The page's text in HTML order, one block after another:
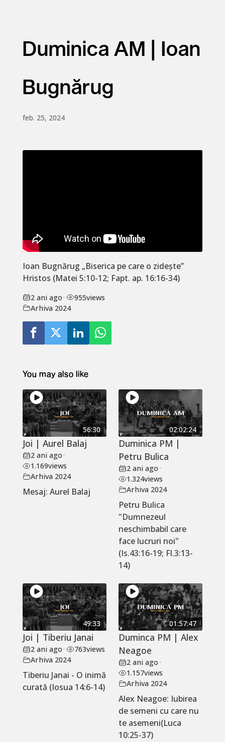
Duminica AM | Ioan
Bugnărug
feb. 25, 2024
Ioan Bugnărug „Biserica pe care o zidește”
Hristos (Matei 5:10-12; Fapt. ap. 16:16-34)
2 ani ago• 955views
Arhiva 2024
You may also like
56:30
Joi | Aurel Balaj
2 ani ago•
1.169views
Arhiva 2024
Mesaj: Aurel Balaj
02:02:24
Duminica PM |
Petru Bulica
2 ani ago •
1.324views
Arhiva 2024
Petru Bulica
"Dumnezeul
neschimbabil care
face lucruri noi"
(Is.43:16-19; Fl.3:13-
14)
49:33
Joi | Tiberiu Janai
2 ani ago• 763views
Arhiva 2024
Tiberiu Janai - O inimă
curată (Iosua 14:6-14)
01:57:47
Duminca PM | Alex
Neagoe
2 ani ago •
1.157views
Arhiva 2024
Alex Neagoe: Iubirea
de semeni cu care nu
te asemeni(Luca
10:25-37)